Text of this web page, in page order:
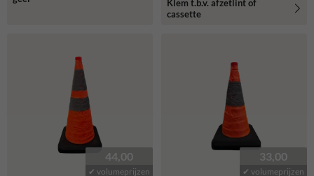
Klem t.b.v. afzetlint of
cassette
44,00
✔ volumeprijzen
33,00
✔ volumeprijzen